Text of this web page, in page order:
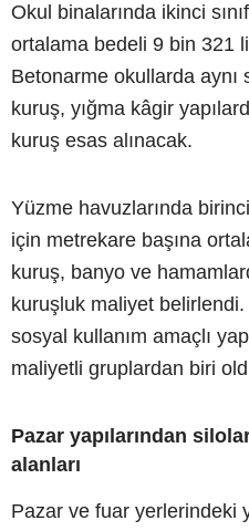
Okul binalarında ikinci
ortalama bedeli 9 bin 321
Betonarme okullarda aynı
kuruş, yığma kâgir
kuruş esas alınacak.
Yüzme havuzlarında
için metrekare başına
kuruş, banyo ve
kuruşluk maliyet
sosyal kullanım amaçlı
maliyetli gruplardan biri
Pazar yapılarından
alanları
Pazar ve fuar yerlerindeki